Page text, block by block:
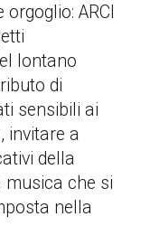
ARCI
lontano
di
sensibili ai
invitare a
della
che si
nella